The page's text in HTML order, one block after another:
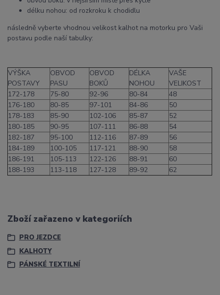
délku nohou: od rozkroku k chodidlu
následně vyberte vhodnou velikost kalhot na motorku pro Vaši
postavu podle naší tabulky:
VÝŠKA
POSTAVY
OBVOD
PASU
OBVOD
BOKŮ
DÉLKA
NOHOU
VAŠE
VELIKOST
172-178
75-80 92-96 80-84
48
176-180
80-85 97-101 84-86
50
178-183
85-90 102-106 85-87
52
180-185
90-95 107-111 86-88
54
182-187
95-100 112-116 87-89
56
184-189
100-105 117-121 88-90
58
186-191
105-113 122-126 88-91
60
188-193
113-118 127-128 89-92 62
Zboží zařazeno v kategoriích
PRO JEZDCE
KALHOTY
PÁNSKÉ TEXTILNÍ